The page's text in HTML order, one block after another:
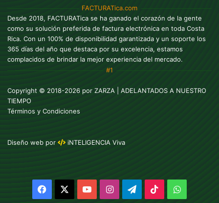
FACTURATica.com
Desde 2018, FACTURATica se ha ganado el corazón de la gente
como su solución preferida de factura electrónica en toda Costa
Rica. Con un 100% de disponibilidad garantizada y un soporte los
365 días del año que destaca por su excelencia, estamos
complacidos de brindar la mejor experiencia del mercado.
#1
Copyright © 2018-2026 por ZARZA | ADELANTADOS A NUESTRO
TIEMPO
Términos y Condiciones
Diseño web por iNTELIGENCIA Viva
Facebook YouTubeInstagramTelegram
TikTok